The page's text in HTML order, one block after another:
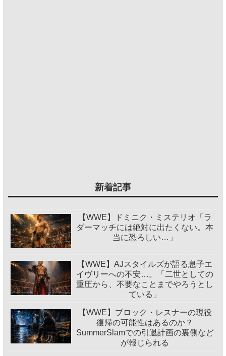
新着記事
【WWE】ドミニク・ミステリオ「ラ
ダーマッチには絶対に出たくない。本
当に恐ろしい…」
【WWE】AJスタイルズが語る息子エ
イヴリーへの不安…。「二世としての
重圧から、不要なことまでやろうとし
ている」
【WWE】ブロック・レスナーの現役
復帰の可能性はあるのか？
SummerSlamでの引退計画の裏側など
が報じられる